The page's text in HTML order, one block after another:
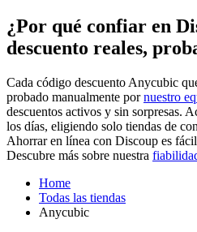
¿Por qué confiar en
descuento reales,
Cada código descuento Anycubic
probado manualmente pornuestro
descuentos activos y sin sorpresas.
los días, eligiendo solo tiendas de
Ahorrar en línea con Discoup es
Descubre más sobre nuestra
Home
Todas las tiendas
Anycubic